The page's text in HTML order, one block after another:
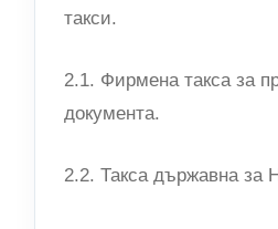
такси.
2.1. Фирмена такса за
документа.
2.2. Такса държавна за